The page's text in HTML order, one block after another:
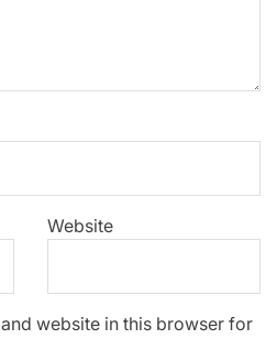
Website
website in this browser for